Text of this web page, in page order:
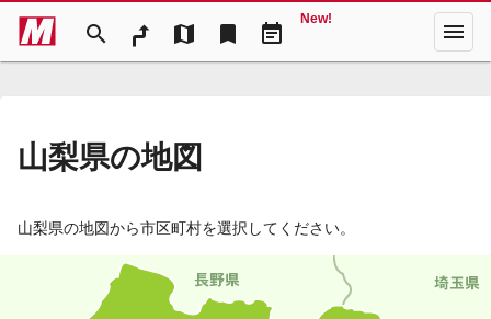
search map bookmark event_note
New! menu
山梨県の地図
山梨県の地図から市区町村を選択してください。